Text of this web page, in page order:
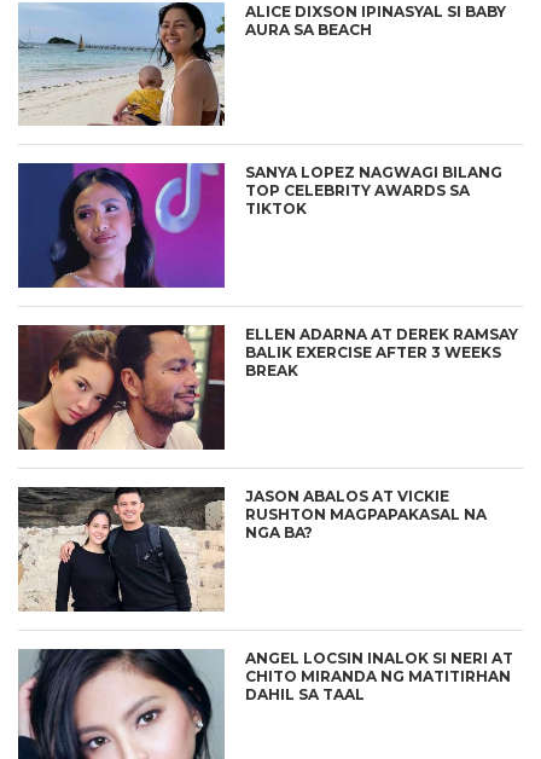
ALICE DIXSON IPINASYAL SI BABY
AURA SA BEACH
SANYA LOPEZ NAGWAGI BILANG
TOP CELEBRITY AWARDS SA
TIKTOK
ELLEN ADARNA AT DEREK RAMSAY
BALIK EXERCISE AFTER 3 WEEKS
BREAK
JASON ABALOS AT VICKIE
RUSHTON MAGPAPAKASAL NA
NGA BA?
ANGEL LOCSIN INALOK SI NERI AT
CHITO MIRANDA NG MATITIRHAN
DAHIL SA TAAL